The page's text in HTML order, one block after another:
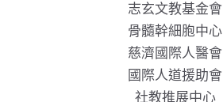
志玄文教基金會
骨髓幹細胞中心
慈濟國際人醫會
國際人道援助會
社教推展中心